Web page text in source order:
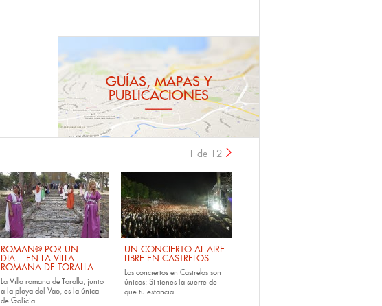
GUÍAS, MAPAS Y
PUBLICACIONES
ROMAN@ POR UN
DIA... EN LA VILLA
ROMANA DE TORALLA
La Villa romana de Toralla, junto
a la playa del Vao, es la única
de Galicia...
UN CONCIERTO AL AIRE
LIBRE EN CASTRELOS
Los conciertos en Castrelos son
únicos: Si tienes la suerte de
que tu estancia...
1 de 12